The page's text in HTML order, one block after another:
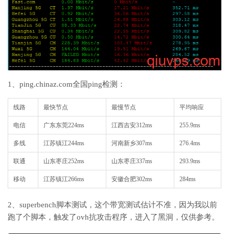
1、ping.chinaz.com全国ping检测：
线路 最快节点 最慢节点 平均响应
电信 广东东莞224ms 江西吉安312ms 255.9ms
多线 江苏镇江244ms 河南新乡307ms 276.4ms
联通 山东枣庄252ms 山东枣庄337ms 293.9ms
移动 江苏镇江266ms 安徽合肥302ms 284ms
2、superbench脚本测试，这个带宽测试估计不准，因为我以前
跑了个脚本，触发了ovh抗攻击程序，进入了黑洞，仅供参考。